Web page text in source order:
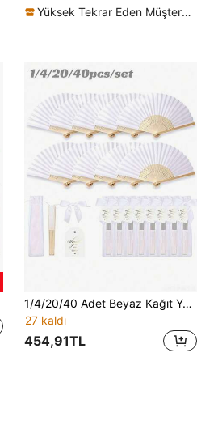
Yüksek Tekrar Eden Müşteriler
1/4/20/40 Adet Beyaz Kağıt Yelpaze, Beyaz Bambu Katlanır Yelpaze, El Yelpazesi, Kağıt Katlanır Yelpaze, Yazlık Beyaz/Yeşil Serisi Düğün Hediyelik Yelpazeler, Kadın Katlanır Yelpazeler, Yeşil Fiyonklu Yelpazeler, Şeffaf Saklama Torbaları, Düğün Parti Dekorasyonu. Gelin Hamamı Hediyelikleri, Doğum Günü Partisi Hediyeleri ve Nedime Fotoğraf Aksesuarları İçin Uygundur.
27 kaldı
454,91TL